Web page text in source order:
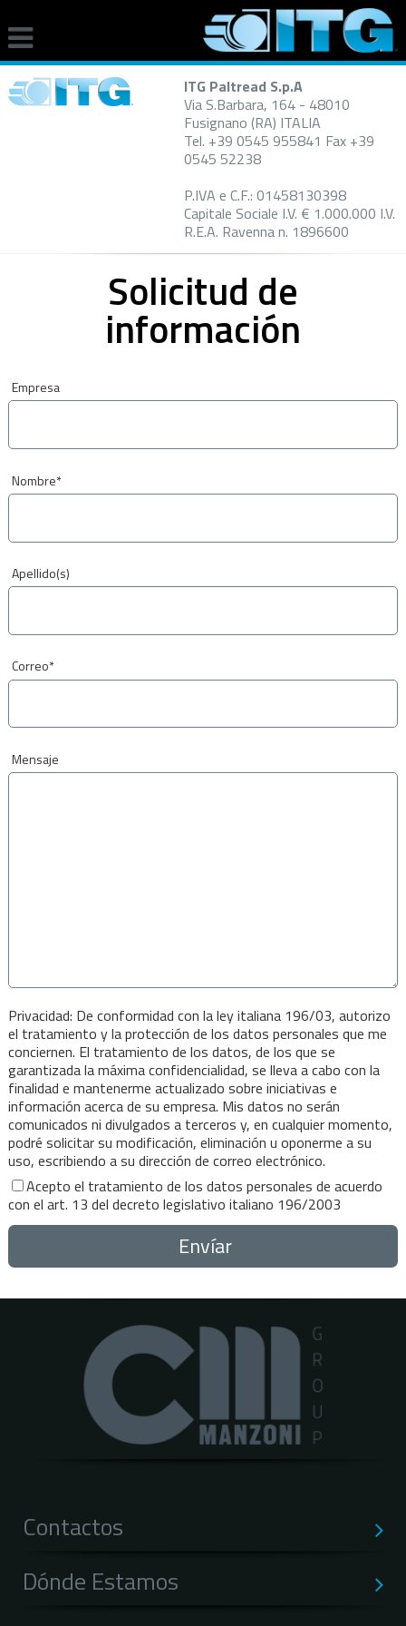
ITG Paltread S.p.A
Via S.Barbara, 164 - 48010
Fusignano (RA) ITALIA
Tel. +39 0545 955841 Fax +39
0545 52238
P.IVA e C.F.: 01458130398
Capitale Sociale I.V. € 1.000.000 I.V.
R.E.A. Ravenna n. 1896600
Solicitud de
información
Empresa
Nombre*
Apellido(s)
Correo*
Mensaje
Privacidad: De conformidad con la ley italiana 196/03, autorizo
el tratamiento y la protección de los datos personales que me
conciernen. El tratamiento de los datos, de los que se
garantizada la máxima confidencialidad, se lleva a cabo con la
finalidad e mantenerme actualizado sobre iniciativas e
información acerca de su empresa. Mis datos no serán
comunicados ni divulgados a terceros y, en cualquier momento,
podré solicitar su modificación, eliminación u oponerme a su
uso, escribiendo a su dirección de correo electrónico.
Acepto el tratamiento de los datos personales de acuerdo
con el art. 13 del decreto legislativo italiano 196/2003
Contactos
Dónde Estamos